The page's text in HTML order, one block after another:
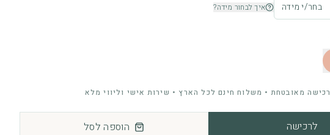
בחר/י מידה
איך לבחור מידה?
רכישה מאובטחת • משלוח חינם לכל הארץ • שירות אישי וליווי מלא
לרכישה הוספה לסל